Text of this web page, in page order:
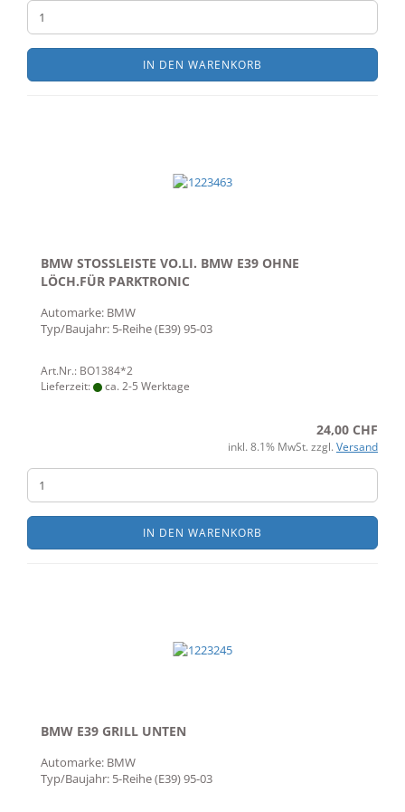
IN DEN WARENKORB
BMW STOSSLEISTE VO.LI. BMW E39 OHNE
LÖCH.FÜR PARKTRONIC
Automarke: BMW
Typ/Baujahr: 5-Reihe (E39) 95-03
Art.Nr.: BO1384*2
Lieferzeit:
ca. 2-5 Werktage
24,00 CHF
inkl. 8.1% MwSt. zzgl. Versand
IN DEN WARENKORB
BMW E39 GRILL UNTEN
Automarke: BMW
Typ/Baujahr: 5-Reihe (E39) 95-03